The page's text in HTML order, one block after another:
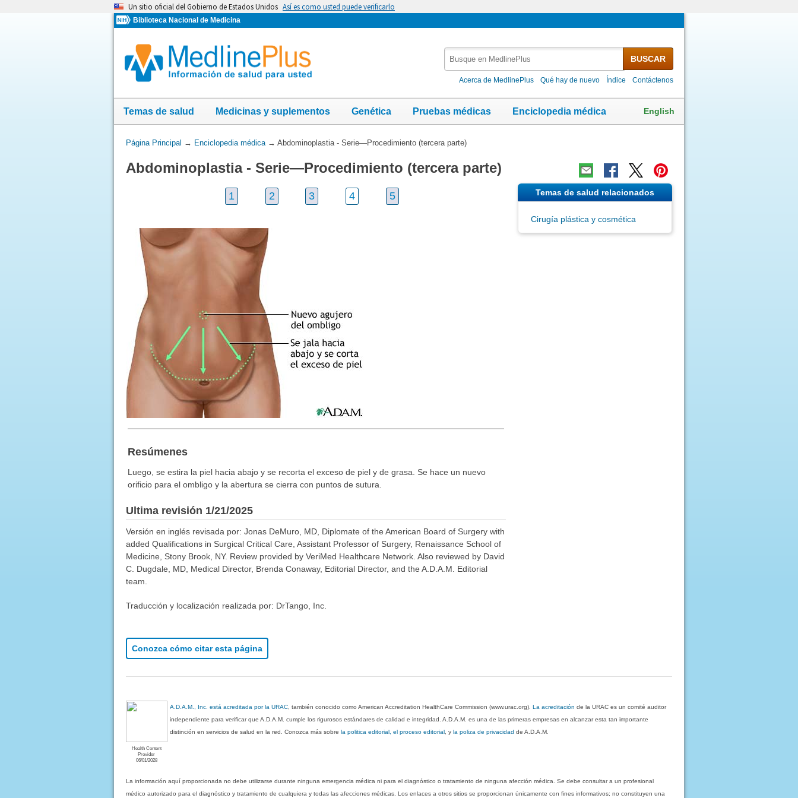
Un sitio oficial del Gobierno de Estados Unidos Así es como usted puede verificarlo
Biblioteca Nacional de Medicina
MedlinePlus
BUSCAR
Acerca de MedlinePlus Qué hay de nuevo Índice Contáctenos
Temas de salud Medicinas y suplementos Genética Pruebas médicas Enciclopedia médica English
Usted
aquí:
Página Principal → Enciclopedia médica→ Abdominoplastia - Serie—Procedimiento (tercera parte)
Abdominoplastia - Serie—Procedimiento (tercera parte)
1 2 3 4 5
Resúmenes
Luego, se estira la piel hacia abajo y se recorta el exceso de piel y de grasa. Se hace un nuevo
orificio para el ombligo y la abertura se cierra con puntos de sutura.
Ultima revisión 1/21/2025
Versión en inglés revisada por: Jonas DeMuro, MD, Diplomate of the American Board of Surgery with
added Qualifications in Surgical Critical Care, Assistant Professor of Surgery, Renaissance School of
Medicine, Stony Brook, NY. Review provided by VeriMed Healthcare Network. Also reviewed by David
C. Dugdale, MD, Medical Director, Brenda Conaway, Editorial Director, and the A.D.A.M. Editorial
team.
Traducción y localización realizada por: DrTango, Inc.
Conozca cómo citar esta página
Temas de salud relacionados
Cirugía plástica y cosmética
Health Content
Provider
06/01/2028
A.D.A.M., Inc. está acreditada por la URAC , también conocido como American Accreditation HealthCare Commission (www.urac.org).La acreditación de la URAC es un comité auditor
independiente para verificar que A.D.A.M. cumple los rigurosos estándares de calidad e integridad. A.D.A.M. es una de las primeras empresas en alcanzar esta tan importante
distinción en servicios de salud en la red. Conozca más sobrela politica editorial, el proceso editorial , yla poliza de privacidad de A.D.A.M.
La información aquí proporcionada no debe utilizarse durante ninguna emergencia médica ni para el diagnóstico o tratamiento de ninguna afección médica. Se debe consultar a un profesional
médico autorizado para el diagnóstico y tratamiento de cualquiera y todas las afecciones médicas. Los enlaces a otros sitios se proporcionan únicamente con fines informativos; no constituyen una